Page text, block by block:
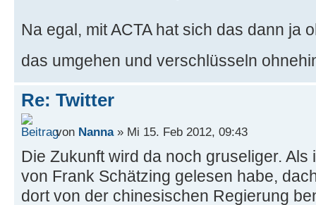
Na egal, mit ACTA hat sich das dann ja
das umgehen und verschlüsseln
Re: Twitter
von Nanna» Mi 15. Feb 2012, 09:43
Die Zukunft wird da noch gruseliger. Als
von Frank Schätzing gelesen habe,
dort von der chinesischen Regierung